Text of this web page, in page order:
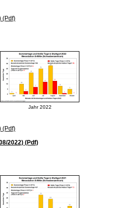
(Pdf)
Jahr 2022
(Pdf)
2022) (Pdf)